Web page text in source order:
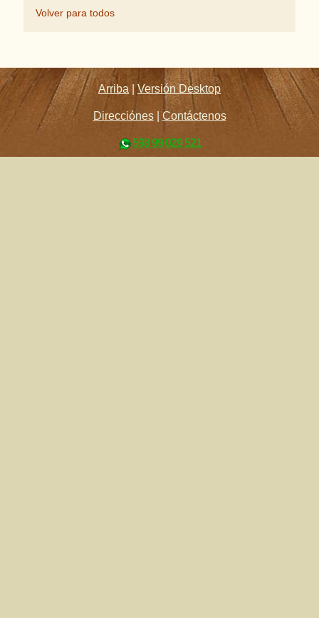
Volver para todos
Arriba |Versión Desktop
Direcciónes| Contáctenos
598 99 029 521